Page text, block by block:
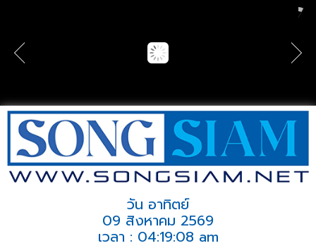
วัน อาทิตย์
09 สิงหาคม 2569
เวลา : 04:19:08 am